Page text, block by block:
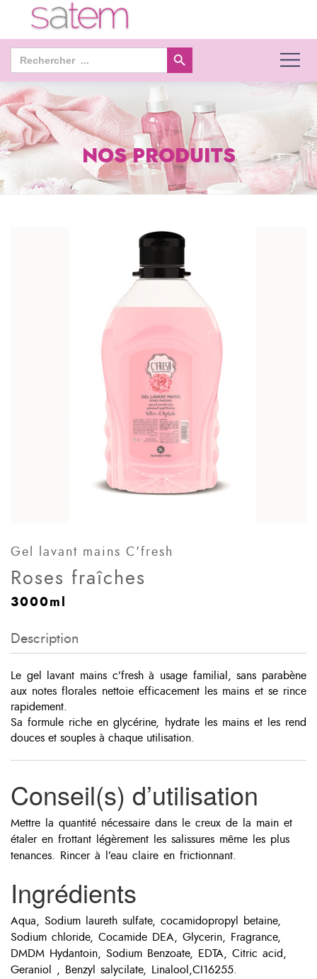
Search
for:
Search Button
NOS PRODUITS
Gel lavant mains C'fresh
Roses fraîches
3000ml
Description
Le gel lavant mains c’fresh à usage familial, sans parabène
aux notes florales nettoie efficacement les mains et se rince
rapidement.
Sa formule riche en glycérine, hydrate les mains et les rend
douces et souples à chaque utilisation.
Conseil(s) d’utilisation
Mettre la quantité nécessaire dans le creux de la main et
étaler en frottant légèrement les salissures même les plus
tenances. Rincer à l’eau claire en frictionnant.
Ingrédients
Aqua, Sodium laureth sulfate, cocamidopropyl betaine,
Sodium chloride, Cocamide DEA, Glycerin, Fragrance,
DMDM Hydantoin, Sodium Benzoate, EDTA, Citric acid,
Geraniol , Benzyl salycilate, Linalool,CI16255.